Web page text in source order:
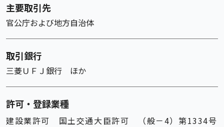
主要取引先
官公庁および地方自治体
取引銀行
三菱ＵＦＪ銀行 ほか
許可・登録業種
建設業許可 国土交通大臣許可 （般－4）第1334号